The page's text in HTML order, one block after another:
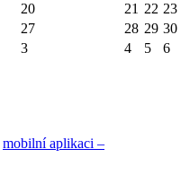
20 21 22 23
27 28 29 30
3 4 5 6
mobilní aplikaci –